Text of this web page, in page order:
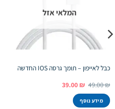
המלאי אזל
כבל לאייפון – תומך גרסה IOS החדשה
49.00₪ המחיר
היה:
49.00 ₪.
39.00₪ המחיר
מידע נוסף